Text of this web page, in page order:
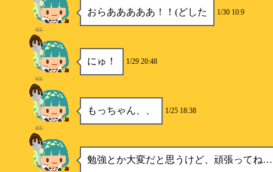
おらあああああ！！(どした 1/30 10:9
紺音
にゅ！ 1/29 20:48
紺音
もっちゃん、、 1/25 18:38
紺音
勉強とか大変だと思うけど、頑張ってね